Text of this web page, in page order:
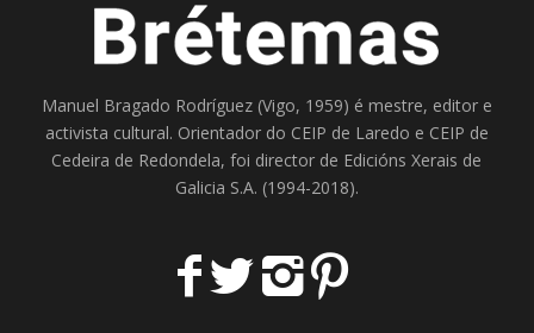
Manuel Bragado Rodríguez (Vigo, 1959) é mestre, editor e
activista cultural. Orientador do CEIP de Laredo e CEIP de
Cedeira de Redondela, foi director de Edicións Xerais de
Galicia S.A. (1994-2018).